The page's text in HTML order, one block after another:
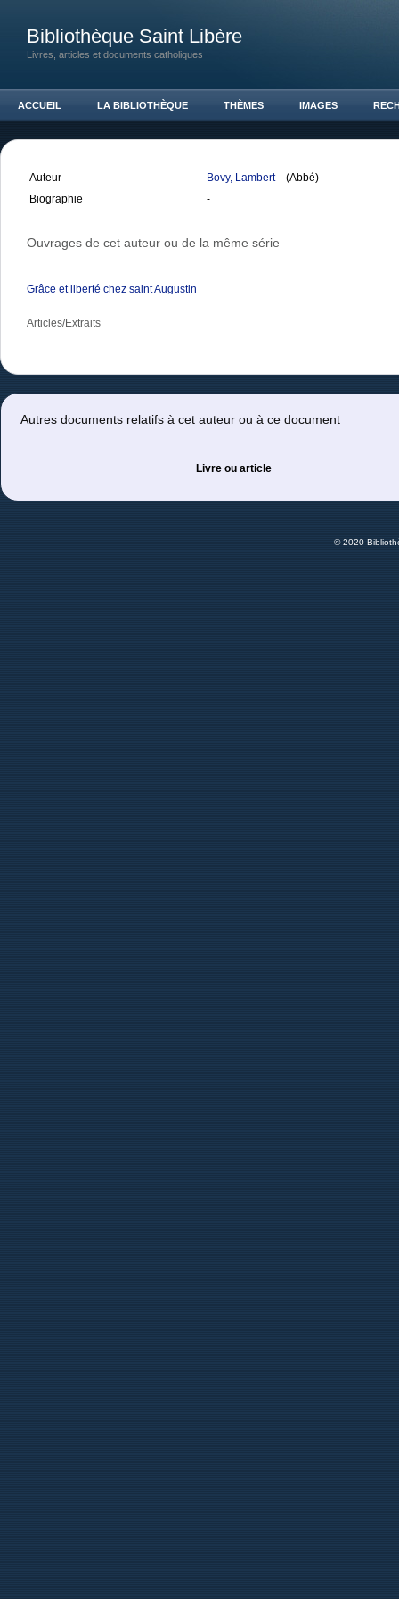
Bibliothèque Saint Libère
Livres, articles et documents catholiques
ACCUEIL LA BIBLIOTHÈQUE THÈMES IMAGES
Auteur Bovy, Lambert
(Abbé)
Biographie
-
Ouvrages de cet auteur ou de la même série
Grâce et liberté chez saint Augustin
Articles/Extraits
Autres documents relatifs à cet auteur ou à ce document
Livre ou article
© 2020